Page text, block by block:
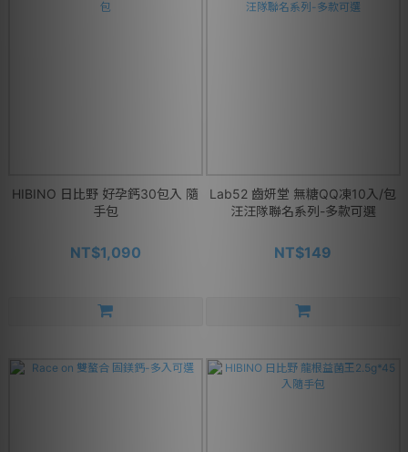
HIBINO 日比野 好孕鈣30包入 隨
手包
NT$1,090
Lab52 齒妍堂 無糖QQ凍10入/包
汪汪隊聯名系列-多款可選
NT$149